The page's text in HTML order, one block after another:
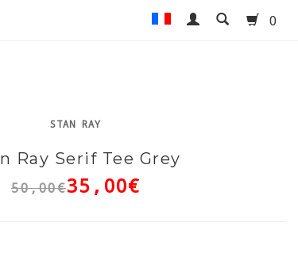
0
STAN RAY
Ray Serif Tee Grey
50,00€35,00€